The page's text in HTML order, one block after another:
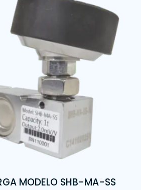
MODELO SHB-MA-SS